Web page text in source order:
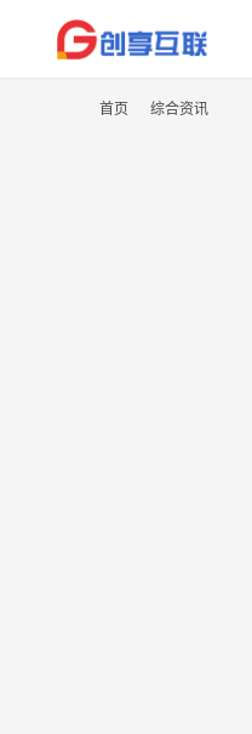
首页 综合资讯